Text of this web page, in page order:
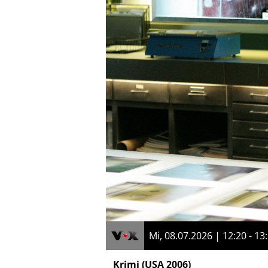
Mi, 08.07.2026 | 12:20 -
Krimi (USA 2006)